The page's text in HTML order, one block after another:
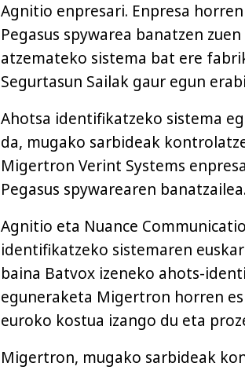
Agnitio enpresari. Enpresa
Pegasus spywarea banatzen
atzemateko sistema bat ere
Segurtasun Sailak gaur egun
Ahotsa identifikatzeko sistema
da, mugako sarbideak
Migertron Verint Systems
Pegasus spywarearen banatzailea.
Agnitio eta Nuance
identifikatzeko sistemaren
baina Batvox izeneko ahots-
eguneraketa Migertron horren
euroko kostua izango du eta
Migertron, mugako sarbideak